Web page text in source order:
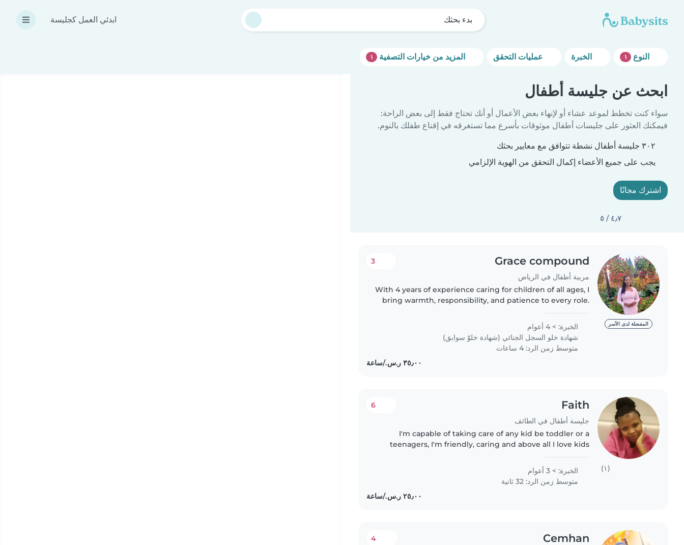
بدء بحثك ابدئي العمل كجليسة
١ المزيد من خيارات التصفية ١
ابحث عن جليسة أطفال
سواء كنت تخطط لموعد عشاء أو لإنهاء بعض الأعمال أو أنك تحتاج فقط إلى بعض الراحة:
فيمكنك العثور على جليسات أطفال موثوقات بأسرع مما تستغرقه في إقناع طفلك بالنوم.
٣٠٢ جليسة أطفال نشطة تتوافق مع معايير بحثك
يجب على جميع الأعضاء إكمال التحقق من الهوية الإلزامي
اشترك مجانًا
٤٫٧ / ٥
المفضلة لدى الأسر
Grace compound
مربية أطفال في الرياض
3
With 4 years of experience caring for children of all ages, I
bring warmth, responsibility, and patience to every role.
children..
الخبرة: > 4 أعوام
شهادة خلو السجل الجنائي (شهادة خلوّ سوابق)
متوسط زمن الرد: 4 ساعات
(١)
Faith
جليسة أطفال في الطائف
6
I'm capable of taking care of any kid be toddler or a
teenagers, I'm friendly, caring and above all I love kids
الخبرة: > 3 أعوام
متوسط زمن الرد: 32 ثانية
Cemhan
4